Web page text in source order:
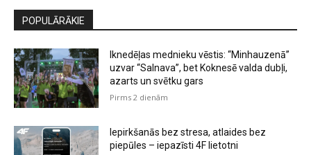
POPULĀRĀKIE
Iknedēļas mednieku vēstis: “Minhauzenā”
uzvar “Salnava”, bet Koknesē valda dubļi,
azarts un svētku gars
Pirms 2 dienām
Iepirkšanās bez stresa, atlaides bez
piepūles – iepazīsti 4F lietotni